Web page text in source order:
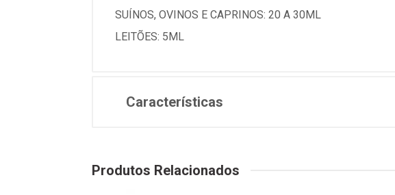
SUÍNOS, OVINOS E CAPRINOS: 20 A 30ML
LEITÕES: 5ML
Características
Produtos Relacionados